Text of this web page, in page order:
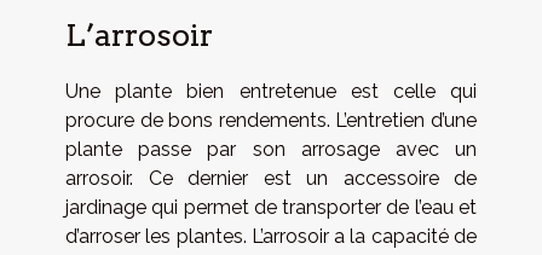
L’arrosoir
Une plante bien entretenue est celle qui
procure de bons rendements. L’entretien d’une
plante passe par son arrosage avec un
arrosoir. Ce dernier est un accessoire de
jardinage qui permet de transporter de l’eau et
d’arroser les plantes. L’arrosoir a la capacité de